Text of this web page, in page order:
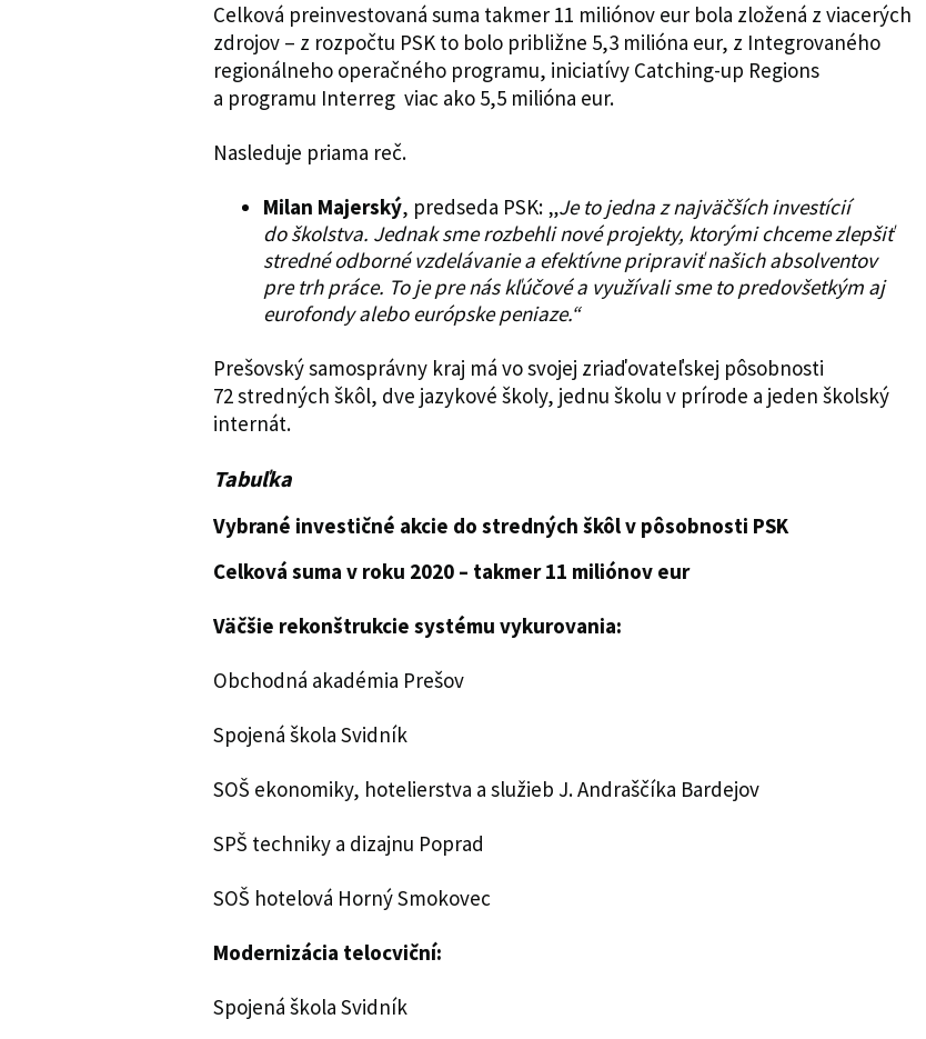
Celková preinvestovaná suma takmer 11 miliónov eur bola zložená z viacerých
zdrojov – z rozpočtu PSK to bolo približne 5,3 milióna eur, z Integrovaného
regionálneho operačného programu, iniciatívy Catching-up Regions
a programu Interreg viac ako 5,5 milióna eur.
Nasleduje priama reč.
Milan Majerský, predseda PSK: „Je to jedna z najväčších investícií
do školstva. Jednak sme rozbehli nové projekty, ktorými chceme zlepšiť
stredné odborné vzdelávanie a efektívne pripraviť našich absolventov
pre trh práce. To je pre nás kľúčové a využívali sme to predovšetkým aj
eurofondy alebo európske peniaze.“
Prešovský samosprávny kraj má vo svojej zriaďovateľskej pôsobnosti
72 stredných škôl, dve jazykové školy, jednu školu v prírode a jeden školský
internát.
Tabuľka
Vybrané investičné akcie do stredných škôl v pôsobnosti PSK
Celková suma v roku 2020 – takmer 11 miliónov eur
Väčšie rekonštrukcie systému vykurovania:
Obchodná akadémia Prešov
Spojená škola Svidník
SOŠ ekonomiky, hotelierstva a služieb J. Andraščíka Bardejov
SPŠ techniky a dizajnu Poprad
SOŠ hotelová Horný Smokovec
Modernizácia telocviční:
Spojená škola Svidník